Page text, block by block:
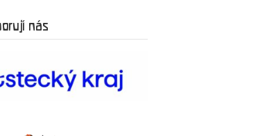
nás